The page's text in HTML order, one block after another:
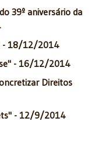
39º aniversário da
- 18/12/2014
- 16/12/2014
Direitos
- 12/9/2014